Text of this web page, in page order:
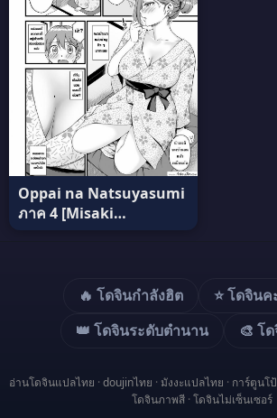
Oppai na Natsuyasumi
ภาค 4 [Misaki
(Higashino Mikan)] แปล
🔥 โดจินกำลังฮิต
⭐ โดจิน
👑 โดจินระดับตำนาน
🎨 โ
อ่านโดจินแปลไทย · doujinไทย · มังงะแปลไทย · การ์ตูนโ
โดจินภาพสี · โดจินไม่เซ็นเซอร์